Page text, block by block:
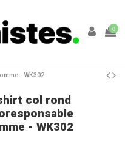
0
- WK302
col rond
- WK302